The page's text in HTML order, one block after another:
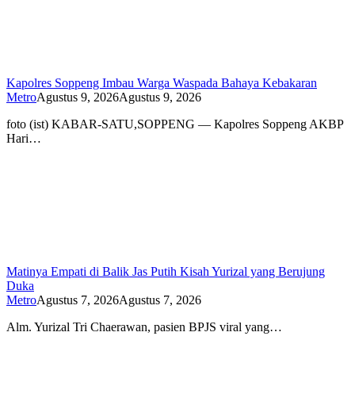
Kapolres Soppeng Imbau Warga Waspada Bahaya Kebakaran
MetroAgustus 9, 2026Agustus 9, 2026
foto (ist) KABAR-SATU,SOPPENG — Kapolres Soppeng AKBP
Hari…
Matinya Empati di Balik Jas Putih Kisah Yurizal yang Berujung
Duka
MetroAgustus 7, 2026Agustus 7, 2026
Alm. Yurizal Tri Chaerawan, pasien BPJS viral yang…